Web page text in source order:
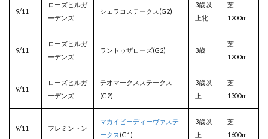
9/11
ローズヒルガ
ーデンズ
シェラコステークス(G2)
3歳以
上牝
芝
1200m
9/11
ローズヒルガ
ーデンズ
ラントゥザローズ(G2) 3歳
芝
1200m
9/11
ローズヒルガ
ーデンズ
テオマークスステークス
(G2)
3歳以
上
芝
1300m
9/11 フレミントン
マカイビーディーヴァステ
ークス (G1)
3歳以
上
芝
1600m